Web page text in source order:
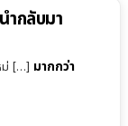
ำกลับมา
ม่ […] มากกว่า